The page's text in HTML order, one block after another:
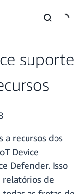
suporte
a recursos dos
Device
Defender. Isso
relatórios de